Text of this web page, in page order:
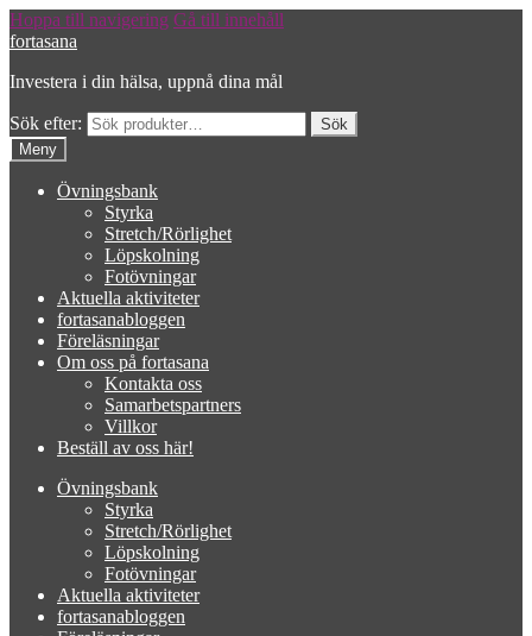
Hoppa till navigering Gå till innehåll
fortasana
Investera i din hälsa, uppnå dina mål
Sök efter:
Meny
Övningsbank
Styrka
Stretch/Rörlighet
Löpskolning
Fotövningar
Aktuella aktiviteter
fortasanabloggen
Föreläsningar
Om oss på fortasana
Kontakta oss
Samarbetspartners
Villkor
Beställ av oss här!
Övningsbank
Styrka
Stretch/Rörlighet
Löpskolning
Fotövningar
Aktuella aktiviteter
fortasanabloggen